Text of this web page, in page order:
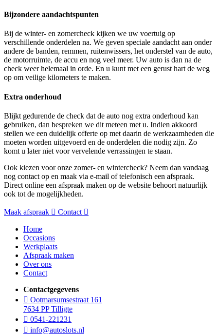
Bijzondere aandachtspunten
Bij de winter- en zomercheck kijken we uw voertuig op
verschillende onderdelen na. We geven speciale aandacht aan onder
andere de banden, remmen, ruitenwissers, het onderstel van de auto,
de motorruimte, de accu en nog veel meer. Uw auto is dan na de
check weer helemaal in orde. En u kunt met een gerust hart de weg
op om veilige kilometers te maken.
Extra onderhoud
Blijkt gedurende de check dat de auto nog extra onderhoud kan
gebruiken, dan bespreken we dit meteen met u. Indien akkoord
stellen we een duidelijk offerte op met daarin de werkzaamheden die
moeten worden uitgevoerd en de onderdelen die nodig zijn. Zo
komt u later niet voor vervelende verrassingen te staan.
Ook kiezen voor onze zomer- en wintercheck? Neem dan vandaag
nog contact op en maak via e-mail of telefonisch een afspraak.
Direct online een afspraak maken op de website behoort natuurlijk
ook tot de mogelijkheden.
Maak afspraak Contact
Home
Occasions
Werkplaats
Afspraak maken
Over ons
Contact
Contactgegevens
Ootmarsumsestraat 161
7634 PP Tilligte
0541-221231
info@autoslots.nl